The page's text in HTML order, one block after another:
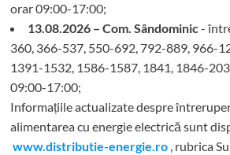
orar 09:00-17:00;
13.08.2026 – Com. Sândominic-
360, 366-537, 550-692, 792-889, 966-
1391-1532, 1586-1587, 1841, 1846-
09:00-17:00;
Informațiile actualizate despre
alimentarea cu energie electrică sunt
www.distributie-energie.ro , rubrica